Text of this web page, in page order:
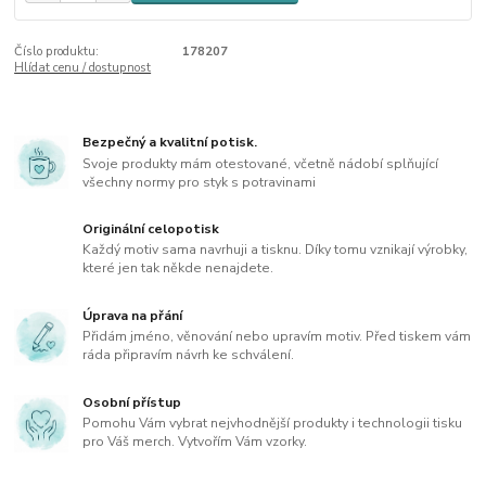
Číslo produktu:
178207
Hlídat cenu / dostupnost
Bezpečný a kvalitní potisk.
Svoje produkty mám otestované, včetně nádobí splňující
všechny normy pro styk s potravinami
Originální celopotisk
Každý motiv sama navrhuji a tisknu. Díky tomu vznikají výrobky,
které jen tak někde nenajdete.
Úprava na přání
Přidám jméno, věnování nebo upravím motiv. Před tiskem vám
ráda připravím návrh ke schválení.
Osobní přístup
Pomohu Vám vybrat nejvhodnější produkty i technologii tisku
pro Váš merch. Vytvořím Vám vzorky.